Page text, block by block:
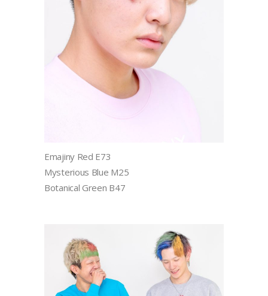
Emajiny Red E73
Mysterious Blue M25
Botanical Green B47